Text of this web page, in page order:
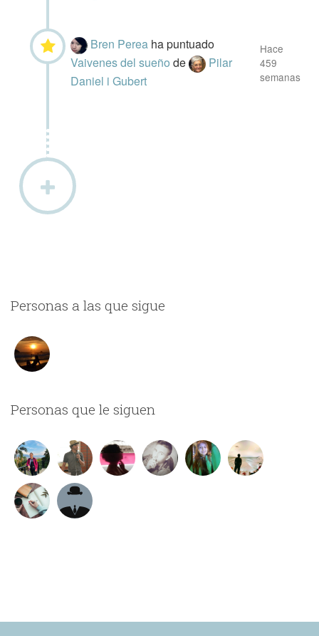
Bren Perea ha puntuado
Vaivenes del sueñode
Pilar
Daniel i Gubert
Hace
459
semanas
Personas a las que sigue
Personas que le siguen